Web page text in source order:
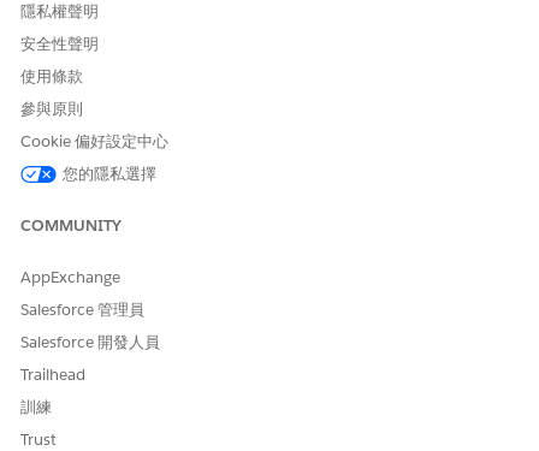
整合
此範本不包含入門或履行的任何預先設定整合。使用 Flow Builder
建立具有連結的自訂流程,這些連結會定義要求的方式。
隱私權聲明
安全性聲明
使用條款
參與原則
Cookie 偏好設定中心
您的隱私選擇
COMMUNITY
AppExchange
Salesforce 管理員
Salesforce 開發人員
Trailhead
訓練
Trust